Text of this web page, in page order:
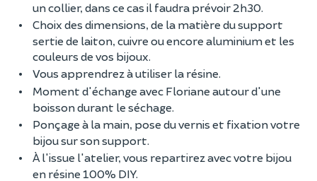
un collier, dans ce cas il faudra prévoir 2h30.
Choix des dimensions, de la matière du support
sertie de laiton, cuivre ou encore aluminium et les
couleurs de vos bijoux.
Vous apprendrez à utiliser la résine.
Moment d'échange avec Floriane autour d'une
boisson durant le séchage.
Ponçage à la main, pose du vernis et fixation votre
bijou sur son support.
À l'issue l'atelier, vous repartirez avec votre bijou
en résine 100% DIY.